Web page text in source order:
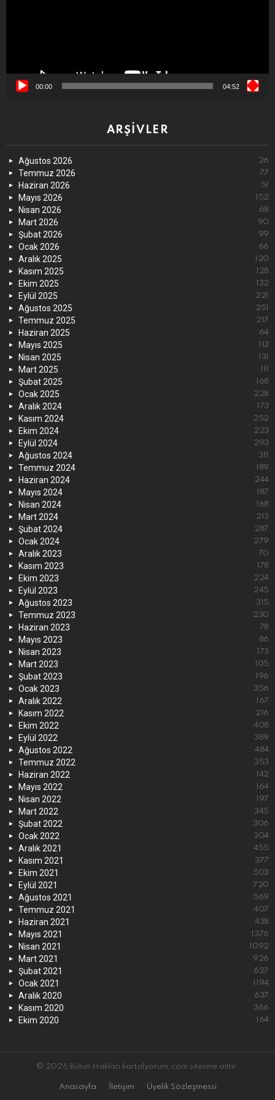
00:00 04:52
ARŞIVLER
Ağustos 2026 26
Temmuz 2026 77
Haziran 2026 51
Mayıs 2026 152
Nisan 2026 68
Mart 2026 90
Şubat 2026 99
Ocak 2026 66
Aralık 2025 120
Kasım 2025 128
Ekim 2025 132
Eylül 2025 221
Ağustos 2025 251
Temmuz 2025 217
Haziran 2025 64
Mayıs 2025 113
Nisan 2025 131
Mart 2025 111
Şubat 2025 168
Ocak 2025 228
Aralık 2024 173
Kasım 2024 252
Ekim 2024 223
Eylül 2024 293
Ağustos 2024 311
Temmuz 2024 189
Haziran 2024 244
Mayıs 2024 187
Nisan 2024 168
Mart 2024 213
Şubat 2024 287
Ocak 2024 279
Aralık 2023 70
Kasım 2023 178
Ekim 2023 224
Eylül 2023 245
Ağustos 2023 315
Temmuz 2023 230
Haziran 2023 78
Mayıs 2023 86
Nisan 2023 173
Mart 2023 105
Şubat 2023 196
Ocak 2023 356
Aralık 2022 167
Kasım 2022 216
Ekim 2022 408
Eylül 2022 389
Ağustos 2022 484
Temmuz 2022 353
Haziran 2022 142
Mayıs 2022 164
Nisan 2022 197
Mart 2022 345
Şubat 2022 306
Ocak 2022 304
Aralık 2021 455
Kasım 2021 377
Ekim 2021 503
Eylül 2021 720
Ağustos 2021 569
Temmuz 2021 407
Haziran 2021 438
Mayıs 2021 1376
Nisan 2021 1092
Mart 2021 926
Şubat 2021 627
Ocak 2021 1194
Aralık 2020 637
Kasım 2020 366
Ekim 2020 164
© 2026 Bütün Hakları kartalyorum.com sitesine aittir.
Anasayfa İletişim Üyelik Sözleşmessi